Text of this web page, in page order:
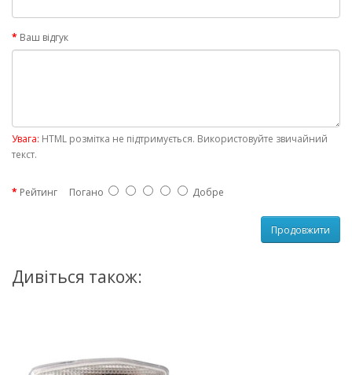
Ваш відгук
Увага: HTML розмітка не підтримується. Використовуйте звичайний
текст.
Рейтинг Погано Добре
Продовжити
Дивіться також: